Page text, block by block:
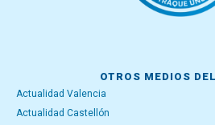
OTROS MEDIOS
Actualidad Valencia
Actualidad Castellón